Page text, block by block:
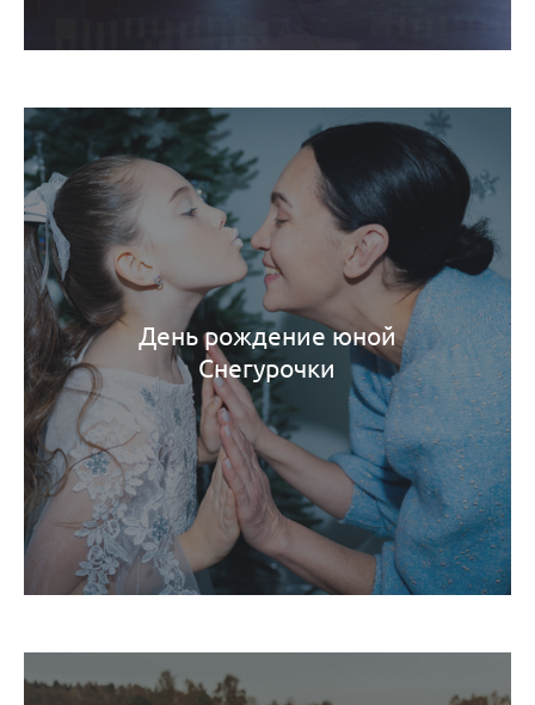
День рождение юной
Снегурочки